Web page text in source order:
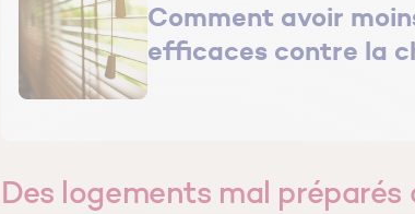
Comment avoir
efficaces contre la
Des logements mal